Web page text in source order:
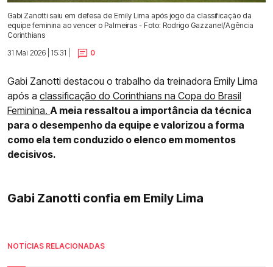
Gabi Zanotti saiu em defesa de Emily Lima após jogo da classificação da
equipe feminina ao vencer o Palmeiras - Foto: Rodrigo Gazzanel/Agência
Corinthians
31 Mai 2026 | 15:31 |
0
Gabi Zanotti destacou o trabalho da treinadora Emily Lima
após a classificação do Corinthians na Copa do Brasil
Feminina. A meia ressaltou a importância da técnica
para o desempenho da equipe e valorizou a forma
como ela tem conduzido o elenco em momentos
decisivos.
Gabi Zanotti confia em Emily Lima
NOTÍCIAS RELACIONADAS